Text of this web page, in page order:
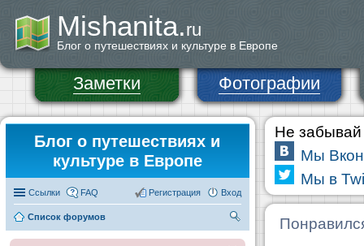
Mishanita.ru
Блог о путешествиях и культуре в Европе
Заметки Фотографии
Блог о путешествиях и
культуре в Европе
Ссылки FAQ Вход
Регистрация
Список форумов
Не забывай
Мы
Мы в